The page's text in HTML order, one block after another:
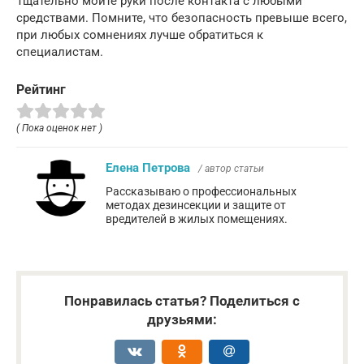
средствами. Помните, что безопасность превыше всего,
при любых сомнениях лучше обратиться к
специалистам.
Рейтинг
( Пока оценок нет )
Елена Петрова / автор статьи
Рассказываю о профессиональных
методах дезинсекции и защите от
вредителей в жилых помещениях.
Понравилась статья? Поделиться с
друзьями: